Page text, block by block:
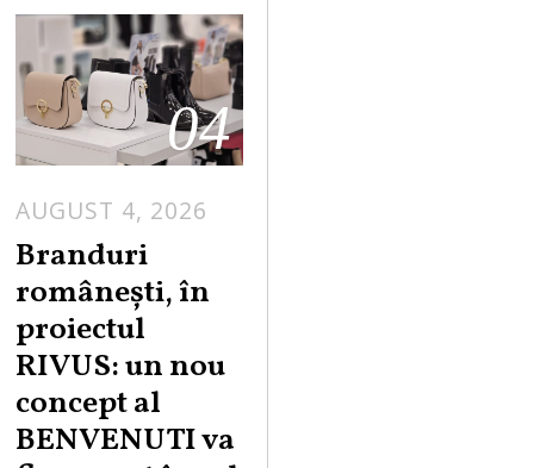
04
AUGUST 4, 2026
Branduri
românești, în
proiectul
RIVUS: un nou
concept al
BENVENUTI va